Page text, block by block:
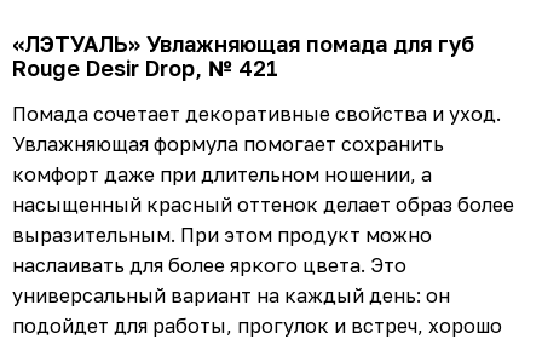
«ЛЭТУАЛЬ» Увлажняющая помада для губ
Rouge Desir Drop, № 421
Помада сочетает декоративные свойства и уход.
Увлажняющая формула помогает сохранить
комфорт даже при длительном ношении, а
насыщенный красный оттенок делает образ более
выразительным. При этом продукт можно
наслаивать для более яркого цвета. Это
универсальный вариант на каждый день: он
подойдет для работы, прогулок и встреч, хорошо